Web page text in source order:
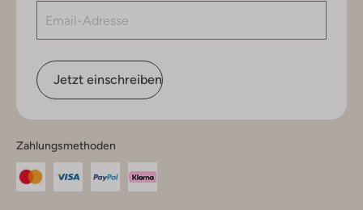
Jetzt einschreiben
Zahlungsmethoden